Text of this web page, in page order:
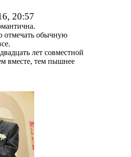
20:57
отмечать обычную
лет совместной
вместе, тем пышнее